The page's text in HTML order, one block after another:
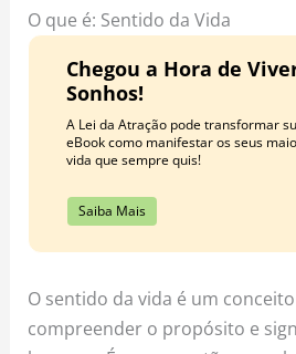
k
m
O que é: Sentido da Vida
Chegou a Hora de
Sonhos!
A Lei da Atração pode transformar
eBook como manifestar os seus
vida que sempre quis!
Saiba Mais
O sentido da vida é um
compreender o propósito e